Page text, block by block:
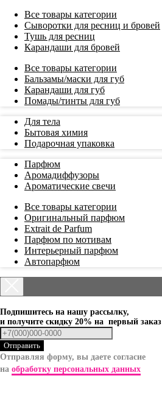
Все товары категории
Сыворотки для ресниц и бровей
Тушь для ресниц
Карандаши для бровей
Все товары категории
Бальзамы/маски для губ
Карандаши для губ
Помады/тинты для губ
Для тела
Бытовая химия
Подарочная упаковка
Парфюм
Аромадиффузоры
Ароматические свечи
Все товары категории⁣⁣
Оригинальный парфюм
Extrait de Parfum⁣⁣
Парфюм по мотивам
Интерьерный парфюм
Автопарфюм
Подпишитесь на нашу рассылку,
и получите скидку 20% на первый заказ
Отправить
Отправляя форму, вы даете согласие
на обработку персональных данных